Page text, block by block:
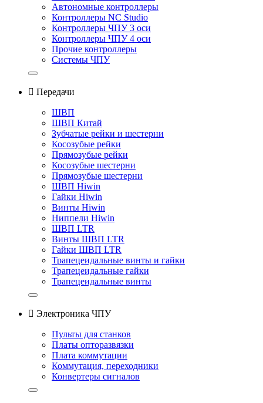
Автономные контроллеры
Контроллеры NC Studio
Контроллеры ЧПУ 3 оси
Контроллеры ЧПУ 4 оси
Прочие контроллеры
Системы ЧПУ
 Передачи
ШВП
ШВП Китай
Зубчатые рейки и шестерни
Косозубые рейки
Прямозубые рейки
Косозубые шестерни
Прямозубые шестерни
ШВП Hiwin
Гайки Hiwin
Винты Hiwin
Ниппели Hiwin
ШВП LTR
Винты ШВП LTR
Гайки ШВП LTR
Трапецеидальные винты и гайки
Трапецеидальные гайки
Трапецеидальные винты
 Электроника ЧПУ
Пульты для станков
Платы опторазвязки
Плата коммутации
Коммутация, переходники
Конвертеры сигналов